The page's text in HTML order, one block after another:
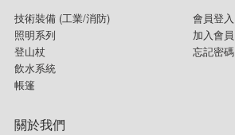
技術裝備 (工業/消防)
照明系列
登山杖
飲水系統
帳篷
會員登入
加入會員
忘記密碼
關於我們